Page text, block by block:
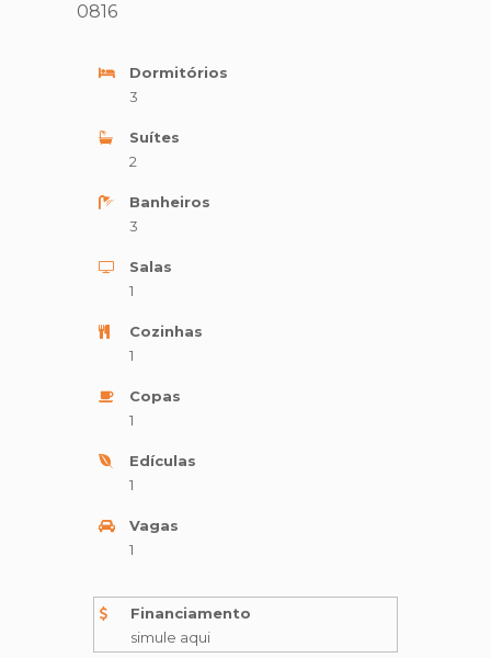
0816
Dormitórios
3
Suítes
2
Banheiros
3
Salas
1
Cozinhas
1
Copas
1
Edículas
1
Vagas
1
Financiamento
simule aqui